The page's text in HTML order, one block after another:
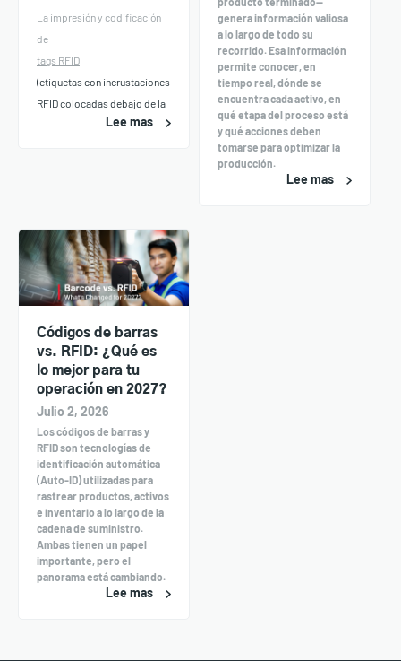
La impresión y codificación
de
tags RFID
(etiquetas con incrustaciones
RFID colocadas debajo de la
Lee mas
genera información valiosa
a lo largo de todo su
recorrido. Esa información
permite conocer, en
tiempo real, dónde se
encuentra cada activo, en
qué etapa del proceso está
y qué acciones deben
tomarse para optimizar la
producción.
Lee mas
Códigos de barras
vs. RFID: ¿Qué es
lo mejor para tu
operación en 2027?
Julio 2, 2026
Los códigos de barras y
RFID son tecnologías de
identificación automática
(Auto-ID) utilizadas para
rastrear productos, activos
e inventario a lo largo de la
cadena de suministro.
Ambas tienen un papel
importante, pero el
panorama está cambiando.
Lee mas